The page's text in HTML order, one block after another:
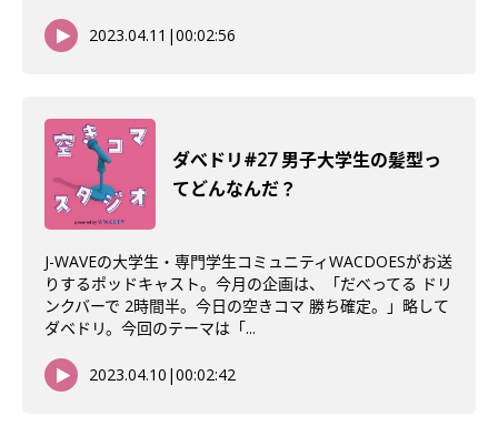
2023.04.11 |00:02:56
ダべドリ#27 男子大学生の髪型っ
てどんなんだ？
J-WAVEの大学生・専門学生コミュニティWACDOESがお送
りするポッドキャスト。今月の企画は、「だべってる ドリ
ンクバーで 2時間半。今日の空きコマ 勝ち確定。」略して
ダベドリ。今回のテーマは「...
2023.04.10 |00:02:42